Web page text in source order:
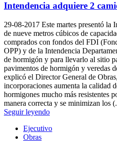
Intendencia adquiere 2
29-08-2017 Este martes presentó la
de nueve metros cúbicos de
comprados con fondos del FDI
OPP) y de la Intendencia
de hormigón y para llevarlo al sitio
pavimentos de hormigón y veredas
explicó el Director General de
incorporaciones aumenta la calidad
hormigones mucho más resistentes
manera correcta y se minimizan los
Seguir leyendo
Ejecutivo
Obras